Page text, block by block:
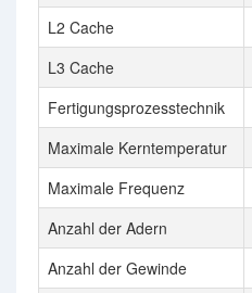
L2 Cache
L3 Cache
Fertigungsprozesstechnik
Maximale Kerntemperatur
Maximale Frequenz
Anzahl der Adern
Anzahl der Gewinde